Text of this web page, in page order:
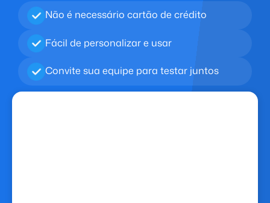
Não é necessário cartão de crédito
Fácil de personalizar e usar
Convite sua equipe para testar juntos